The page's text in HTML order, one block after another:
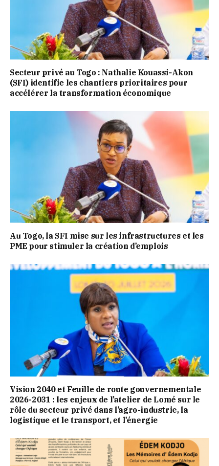
Secteur privé au Togo : Nathalie Kouassi-Akon
(SFI) identifie les chantiers prioritaires pour
accélérer la transformation économique
Au Togo, la SFI mise sur les infrastructures et les
PME pour stimuler la création d’emplois
Vision 2040 et Feuille de route gouvernementale
2026-2031 : les enjeux de l’atelier de Lomé sur le
rôle du secteur privé dans l’agro-industrie, la
logistique et le transport, et l’énergie